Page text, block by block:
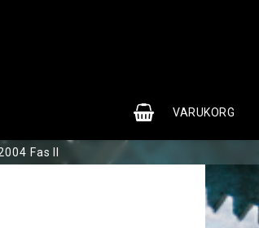
VARUKORG
Fas II